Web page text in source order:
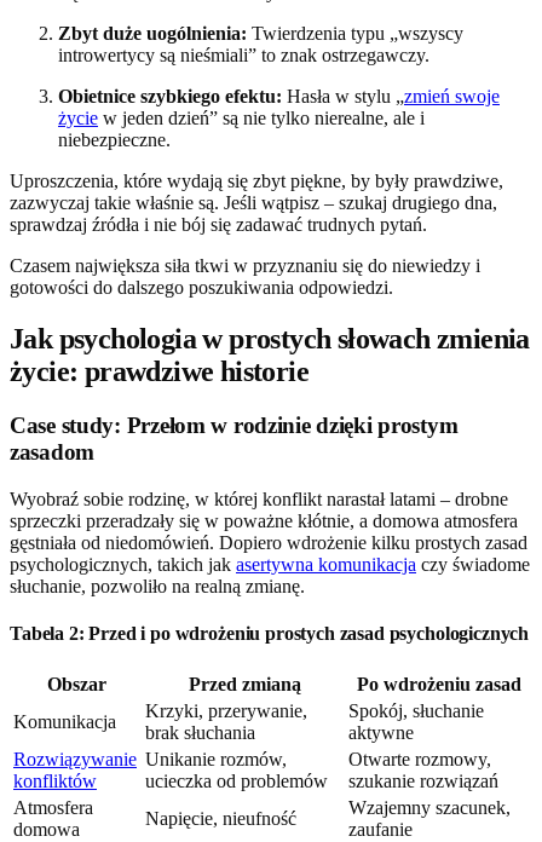
Zbyt duże uogólnienia: Twierdzenia typu „wszyscy
introwertycy są nieśmiali” to znak ostrzegawczy.
Obietnice szybkiego efektu: Hasła w stylu „zmień swoje
życie w jeden dzień” są nie tylko nierealne, ale i
niebezpieczne.
Uproszczenia, które wydają się zbyt piękne, by były prawdziwe,
zazwyczaj takie właśnie są. Jeśli wątpisz – szukaj drugiego dna,
sprawdzaj źródła i nie bój się zadawać trudnych pytań.
Czasem największa siła tkwi w przyznaniu się do niewiedzy i
gotowości do dalszego poszukiwania odpowiedzi.
Jak psychologia w prostych słowach zmienia
życie: prawdziwe historie
Case study: Przełom w rodzinie dzięki prostym
zasadom
Wyobraź sobie rodzinę, w której konflikt narastał latami – drobne
sprzeczki przeradzały się w poważne kłótnie, a domowa atmosfera
gęstniała od niedomówień. Dopiero wdrożenie kilku prostych zasad
psychologicznych, takich jak asertywna komunikacja czy świadome
słuchanie, pozwoliło na realną zmianę.
Tabela 2: Przed i po wdrożeniu prostych zasad psychologicznych
Obszar Przed zmianą
Po wdrożeniu zasad
Komunikacja
Krzyki, przerywanie,
brak słuchania
Spokój, słuchanie
aktywne
Rozwiązywanie
konfliktów
Unikanie rozmów,
ucieczka od problemów
Otwarte rozmowy,
szukanie rozwiązań
Atmosfera
domowa
Napięcie, nieufność
Wzajemny szacunek,
zaufanie